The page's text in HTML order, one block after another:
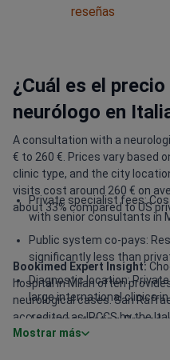
reseñas
¿Cuál es el
neurólogo en
A consultation with a
€ to 260 €. Prices vary based
clinic type, and the city
visits cost around 260 € on
about 33% compared to US
Private specialist fees:
with senior consultants in
Public system co-pays:
significantly less than
Diagnostic location:
large international clinics in
Additional testing:
costs to the initial visit.
Bookimed Expert Insight:
hospital in Milan often
neurological cases. San
accredited as IRCCS by the
handle over 300,000 patients
Mostrar más